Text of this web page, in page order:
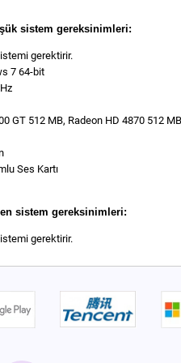
sistem gereksinimleri:
gerektirir.
7 64-bit
GT 512 MB, Radeon HD 4870 512 MB
Ses Kartı
sistem gereksinimleri:
gerektirir.